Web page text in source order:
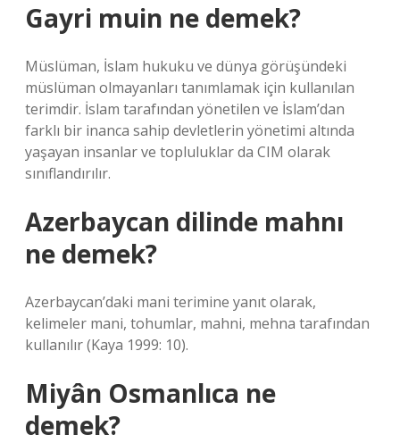
Gayri muin ne demek?
Müslüman, İslam hukuku ve dünya görüşündeki
müslüman olmayanları tanımlamak için kullanılan
terimdir. İslam tarafından yönetilen ve İslam’dan
farklı bir inanca sahip devletlerin yönetimi altında
yaşayan insanlar ve topluluklar da CIM olarak
sınıflandırılır.
Azerbaycan dilinde mahnı
ne demek?
Azerbaycan’daki mani terimine yanıt olarak,
kelimeler mani, tohumlar, mahni, mehna tarafından
kullanılır (Kaya 1999: 10).
Miyân Osmanlıca ne
demek?